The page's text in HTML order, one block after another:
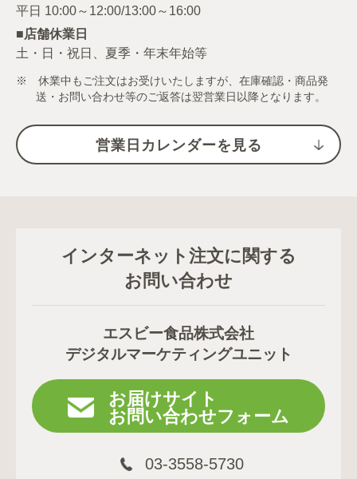
■店舗休業日
土・日・祝日、夏季・年末年始等
※ 休業中もご注文はお受けいたしますが、在庫確認・商品発
送・お問い合わせ等のご返答は翌営業日以降となります。
営業日カレンダーを見る
インターネット注文に関する
お問い合わせ
エスビー食品株式会社
デジタルマーケティングユニット
お届けサイト
お問い合わせフォーム
03-3558-5730